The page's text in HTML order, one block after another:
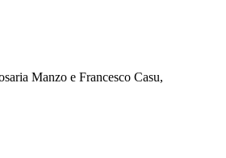
Manzo e Francesco Casu,